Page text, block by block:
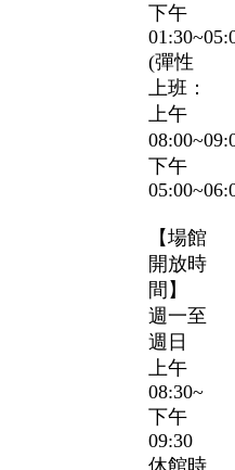
下午
(彈性
上班：
上午
下午
【場館
開放時
間】
週一至
週日
上午
08:30~
下午
09:30
休館時